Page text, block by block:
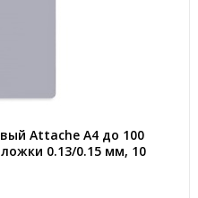
Attache A4 до 100
0.13/0.15 мм, 10